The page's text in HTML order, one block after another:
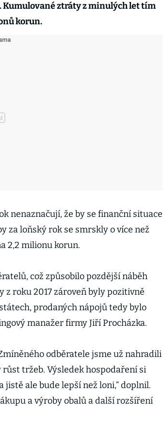
ztráty z minulých let tím
korun.
nenaznačují, že by se finanční situace
za loňský rok se smrskly o více než
2,2 milionu korun.
což způsobilo pozdější náběh
z roku 2017 zároveň byly pozitivně
prodaných nápojů tedy bylo
manažer firmy Jiří Procházka.
odběratele jsme už nahradili
tržeb. Výsledek hospodaření si
ale bude lepší než loni,“ doplnil.
a výroby obalů a další rozšíření